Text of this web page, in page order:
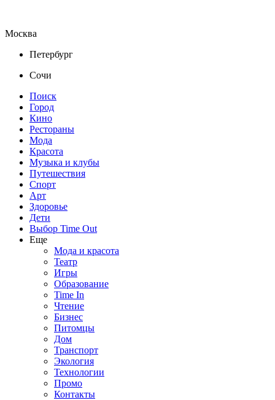
Москва
Петербург
Сочи
Поиск
Город
Кино
Рестораны
Мода
Красота
Музыка и клубы
Путешествия
Спорт
Арт
Здоровье
Дети
Выбор Time Out
Еще
Мода и красота
Театр
Игры
Образование
Time In
Чтение
Бизнес
Питомцы
Дом
Транспорт
Экология
Технологии
Промо
Контакты